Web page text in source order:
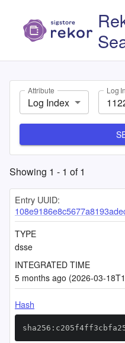
Attribute
Log Index
Log
Showing 1 - 1 of1
Entry UUID:
TYPE
dsse
INTEGRATED TIME
5 months ago (2026-03-
Hash